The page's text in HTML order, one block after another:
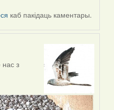
каб пакідаць каментары.
з